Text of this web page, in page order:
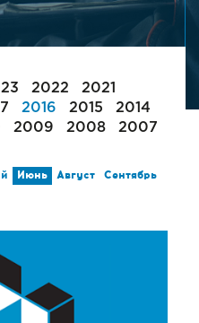
2022
2021
2016 2015
2014
2009 2008
2007
Июнь Август
Сентябрь